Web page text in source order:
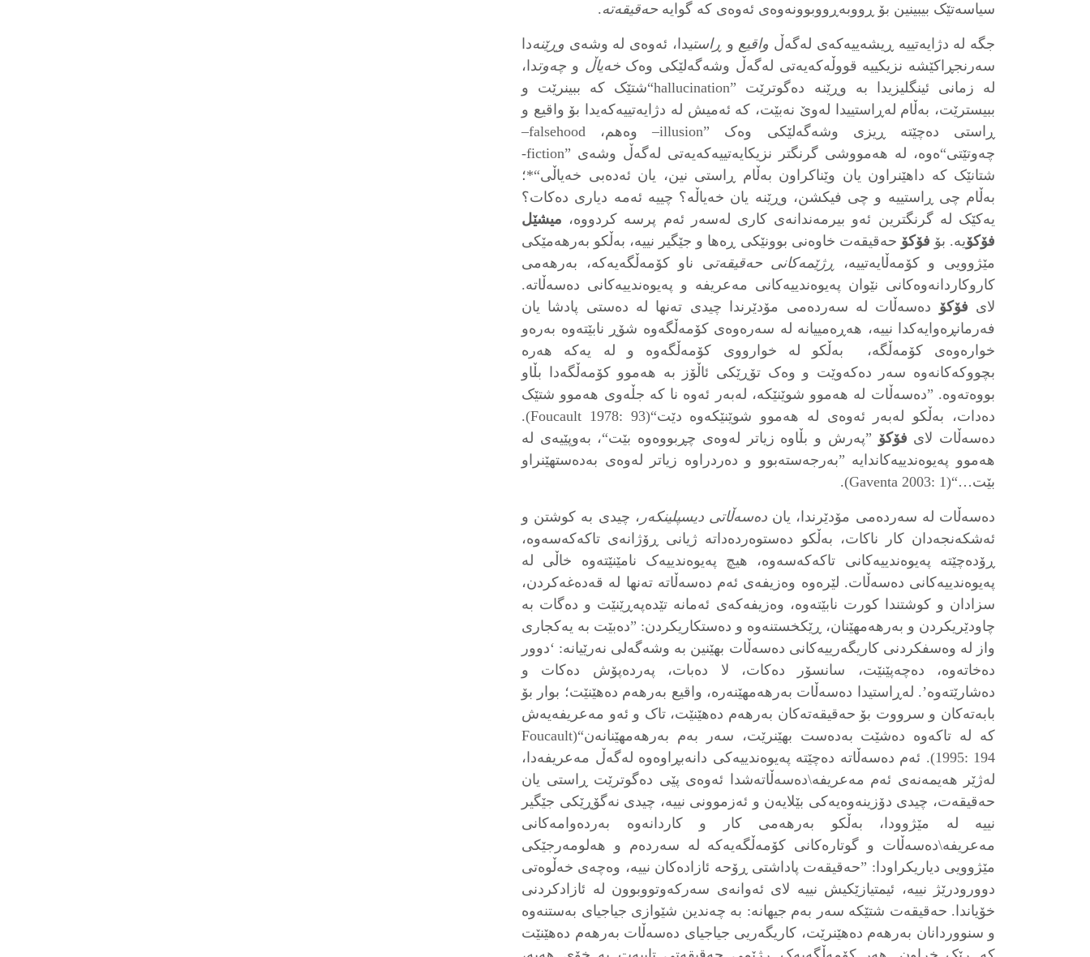
سیاسەتێک بیبینین بۆ ڕووبەڕووبوونەوەی ئەوەی کە گوایە حەقیقەتە .
جگە لە دژایەتییە ڕیشەییەکەی لەگەڵ واقیع و ڕاستیدا، ئەوەی لە وشەی وڕێنەدا
سەرنجڕاکێشە نزیکییە قووڵەکەیەتی لەگەڵ وشەگەلێکی وەکخەیاڵ و چەوتدا،
لە زمانی ئینگلیزیدا بە وڕێنە دەگوترێت ”hallucination“شتێک کە ببینرێت و
ببیسترێت، بەڵام لەڕاستییدا لەوێ نەبێت، کە ئەمیش لە دژایەتییەکەیدا بۆ واقیع و
ڕاستی دەچێتە ڕیزی وشەگەلێکی وەک ”illusion– وەهم، falsehood–
چەوتێتی“ەوە، لە هەمووشی گرنگتر نزیکایەتییەکەیەتی لەگەڵ وشەی ”fiction-
شتانێک کە داهێنراون یان وێناکراون بەڵام ڕاستی نین، یان ئەدەبی خەیاڵی“*؛
بەڵام چی ڕاستییە و چی فیکشن، وڕێنە یان خەیاڵە؟ چییە ئەمە دیاری دەکات؟
یەکێک لە گرنگترین ئەو بیرمەندانەی کاری لەسەر ئەم پرسە کردووە، میشێل
فۆکۆیە. بۆ فۆکۆ حەقیقەت خاوەنی بوونێکی ڕەها و جێگیر نییە، بەڵکو بەرهەمێکی
مێژوویی و کۆمەڵایەتییە،
ڕژێمەکانی حەقیقەتی ناو کۆمەڵگەیەکە، بەرهەمی
کاروکاردانەوەکانی نێوان پەیوەندییەکانی مەعریفە و پەیوەندییەکانی دەسەڵاتە.
لای فۆکۆ دەسەڵات لە سەردەمی مۆدێرندا چیدی تەنها لە دەستی پادشا یان
فەرمانڕەوایەکدا نییە، هەڕەمییانە لە سەرەوەی کۆمەڵگەوە شۆڕ نابێتەوە بەرەو
خوارەوەی کۆمەڵگە، بەڵکو لە خوارووی کۆمەڵگەوە و لە یەکە هەرە
بچووکەکانەوە سەر دەکەوێت و وەک تۆڕێکی ئاڵۆز بە هەموو کۆمەڵگەدا بڵاو
بووەتەوە. ”دەسەڵات لە هەموو شوێنێکە، لەبەر ئەوە نا کە جڵەوی هەموو شتێک
دەدات، بەڵکو لەبەر ئەوەی لە هەموو شوێنێکەوە دێت“(Foucault 1978: 93).
دەسەڵات لای فۆکۆ ”پەرش و بڵاوە زیاتر لەوەی چڕبووەوە بێت“، بەوپێیەی لە
هەموو پەیوەندییەکاندایە ”بەرجەستەبوو و دەردراوە زیاتر لەوەی بەدەستهێنراو
بێت…“(Gaventa 2003: 1).
دەسەڵات لە سەردەمی مۆدێرندا، یان دەسەڵاتی دیسپلینکەر ، چیدی بە کوشتن و
ئەشکەنجەدان کار ناکات، بەڵکو دەستوەردەداتە ژیانی ڕۆژانەی تاکەکەسەوە،
ڕۆدەچێتە پەیوەندییەکانی تاکەکەسەوە، هیچ پەیوەندییەک نامێنێتەوە خاڵی لە
پەیوەندییەکانی دەسەڵات. لێرەوە وەزیفەی ئەم دەسەڵاتە تەنها لە قەدەغەکردن،
سزادان و کوشتندا کورت نابێتەوە، وەزیفەکەی ئەمانە تێدەپەڕێنێت و دەگات بە
چاودێریکردن و بەرهەمهێنان، ڕێکخستنەوە و دەستکاریکردن: ”دەبێت بە یەکجاری
واز لە وەسفکردنی کاریگەرییەکانی دەسەڵات بهێنین بە وشەگەلی نەرێیانە: ‘دوور
دەخاتەوە، دەچەپێنێت، سانسۆر دەکات، لا دەبات، پەردەپۆش دەکات و
دەشارێتەوە’. لەڕاستیدا دەسەڵات بەرهەمهێنەرە، واقیع بەرهەم دەهێنێت؛ بوار بۆ
بابەتەکان و سرووت بۆ حەقیقەتەکان بەرهەم دەهێنێت، تاک و ئەو مەعریفەیەش
کە لە تاکەوە دەشێت بەدەست بهێنرێت، سەر بەم بەرهەمهێنانەن“(Foucault
1995: 194). ئەم دەسەڵاتە دەچێتە پەیوەندییەکی دانەبڕاوەوە لەگەڵ مەعریفەدا،
لەژێر هەیمەنەی ئەم مەعریفە\دەسەڵاتەشدا ئەوەی پێی دەگوترێت ڕاستی یان
حەقیقەت، چیدی دۆزینەوەیەکی بێلایەن و ئەزموونی نییە، چیدی نەگۆڕێکی جێگیر
نییە لە مێژوودا، بەڵکو بەرهەمی کار و کاردانەوە بەردەوامەکانی
مەعریفە\دەسەڵات و گوتارەکانی کۆمەڵگەیەکە لە سەردەم و هەلومەرجێکی
مێژوویی دیاریکراودا: ”حەقیقەت پاداشتی ڕۆحە ئازادەکان نییە، وەچەی خەڵوەتی
دوورودرێژ نییە، ئیمتیازێکیش نییە لای ئەوانەی سەرکەوتووبوون لە ئازادکردنی
خۆیاندا. حەقیقەت شتێکە سەر بەم جیهانە: بە چەندین شێوازی جیاجیای بەستنەوە
و سنووردانان بەرهەم دەهێنرێت، کاریگەریی جیاجیای دەسەڵات بەرهەم دەهێنێت